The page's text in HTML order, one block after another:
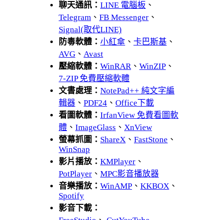
聊天通訊： LINE 電腦板 、
Telegram 、 FB Messenger 、
Signal(取代LINE)
防毒軟體： 小紅傘 、 卡巴斯基 、
AVG 、 Avast
壓縮軟體： WinRAR、 WinZIP 、
7-ZIP 免費壓縮軟體
文書處理： NotePad++ 純文字編
輯器 、 PDF24 、 Office下載
看圖軟體： IrfanView 免費看圖軟
體 、 ImageGlass 、 XnView
螢幕抓圖： ShareX 、 FastStone 、
WinSnap
影片播放： KMPlayer 、
PotPlayer 、 MPC影音播放器
音樂播放： WinAMP 、 KKBOX 、
Spotify
影音下載：